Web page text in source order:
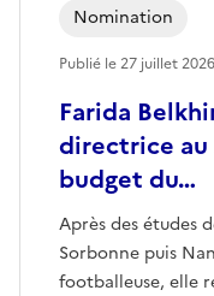
Farida
directrice
budget du…
Après des études
Sorbonne puis
footballeuse, elle
Nomination
Publié le27 juillet 2026